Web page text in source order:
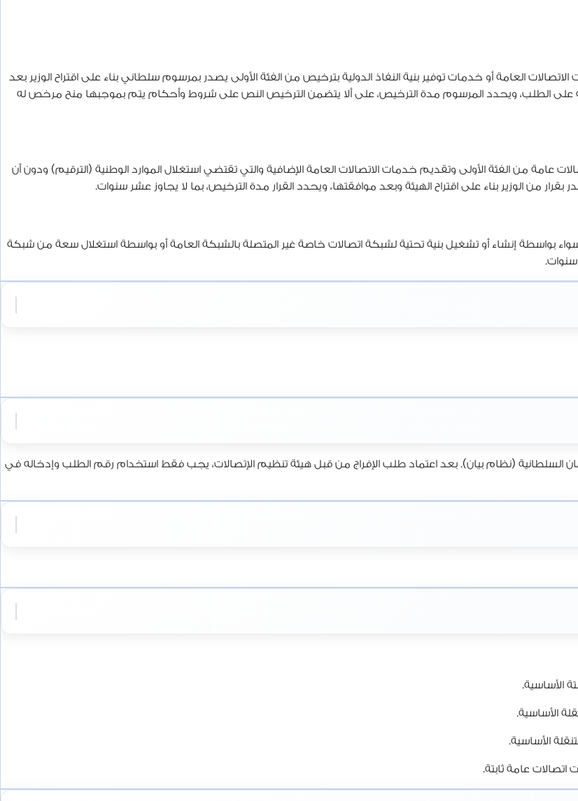
العامة أو خدمات توفير بنية النفاذ الدولية بترخيص من الفئة الأولى يصدر بمرسوم سلطاني بناء على اقتراح الوزير بعد
على الطلب، ويحدد المرسوم مدة الترخيص، على ألا يتضمن الترخيص النص على شروط وأحكام يتم بموجبها منح مرخص له
من الفئة الأولى وتقديم خدمات الاتصالات العامة الإضافية والتي تقتضي استغلال الموارد الوطنية (الترقيم) ودون أن
من الوزير بناء على اقتراح الهيئة وبعد موافقتها، ويحدد القرار مدة الترخيص، بما لا يجاوز عشر سنوات.
بواسطة إنشاء أو تشغيل بنية تحتية لشبكة اتصالات خاصة غير المتصلة بالشبكة العامة أو بواسطة استغلال سعة من شبكة
سنوات.
السلطانية (نظام بيان). بعد اعتماد طلب الإفراج من قبل هيئة تنظيم الإتصالات، يجب فقط استخدام رقم الطلب وإدخاله في
الأساسية.
الأساسية.
الأساسية.
عامة ثابتة.